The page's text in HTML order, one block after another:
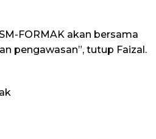
FORMAK akan bersama
pengawasan”, tutup Faizal.